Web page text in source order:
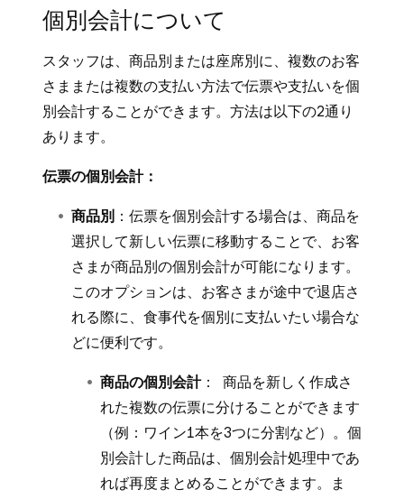
個別会計について
スタッフは、商品別または座席別に、複数のお客
さままたは複数の支払い方法で伝票や支払いを個
別会計することができます。方法は以下の2通り
あります。
伝票の個別会計：
商品別 ：伝票を個別会計する場合は、商品を
選択して新しい伝票に移動することで、お客
さまが商品別の個別会計が可能になります。
このオプションは、お客さまが途中で退店さ
れる際に、食事代を個別に支払いたい場合な
どに便利です。
商品の個別会計： 商品を新しく作成さ
れた複数の伝票に分けることができます
（例：ワイン1本を3つに分割など）。個
別会計した商品は、個別会計処理中であ
れば再度まとめることができます。ま